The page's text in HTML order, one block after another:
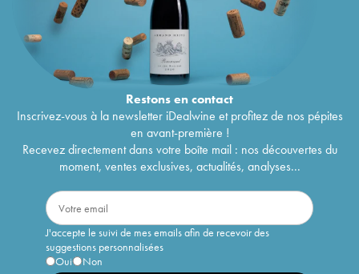
Restons encontact
Inscrivez-vous à la newsletter iDealwine et profitez de nos pépites
en avant-première !
Recevez directement dans votre boîte mail : nos découvertes du
moment, ventes exclusives, actualités, analyses...
J'accepte le suivi de mes emails afin de recevoir des
suggestions personnalisées
Oui
Non